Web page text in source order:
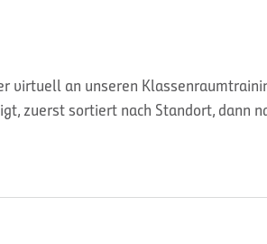
virtuell an unseren
zuerst sortiert nach Standort, dann